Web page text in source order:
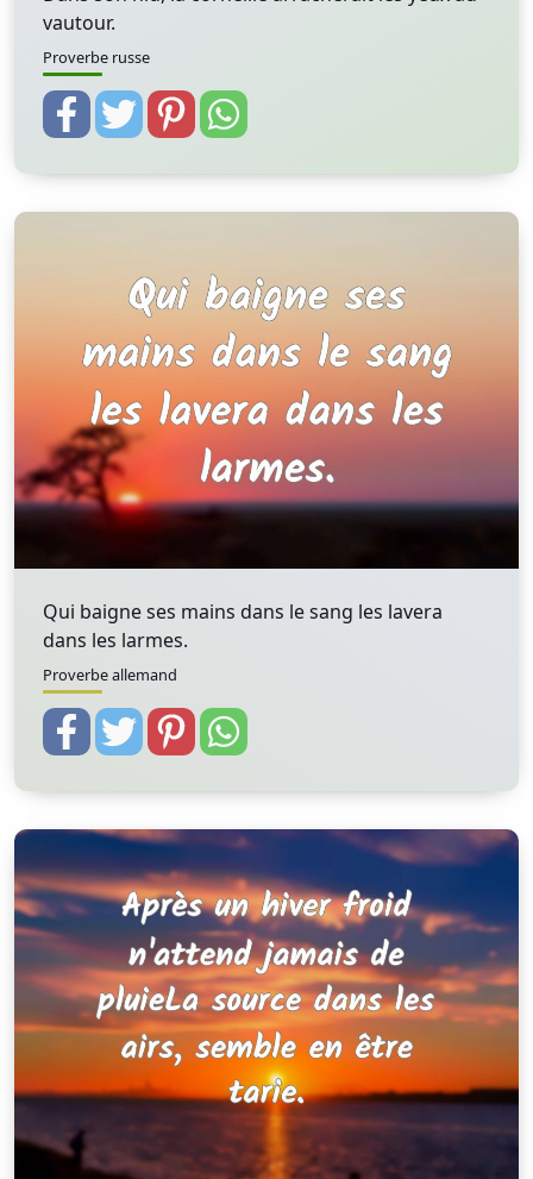
vautour.
Proverbe russe
Qui baigne ses mains dans le sang les lavera
dans les larmes.
Proverbe allemand